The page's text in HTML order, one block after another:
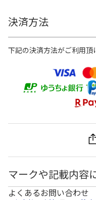
決済方法
下記の決済方法がご利用頂
マークや記載内容
よくあるお問い合わせ